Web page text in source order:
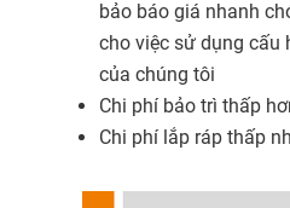
bảo báo giá nhanh
cho việc sử dụng cấu
của chúng tôi
Chi phí bảo trì thấp
Chi phí lắp ráp thấp